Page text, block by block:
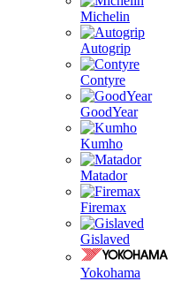
Michelin
Autogrip
Contyre
GoodYear
Kumho
Matador
Firemax
Gislaved
Yokohama